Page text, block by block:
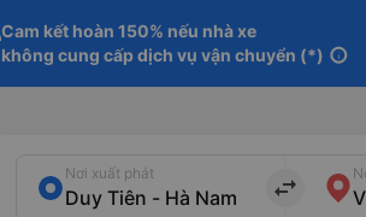
Cam kết hoàn 150% nếu nhà xe
không cung cấp dịch vụ vận chuyển (*) info
Nơi xuất phát
import_export